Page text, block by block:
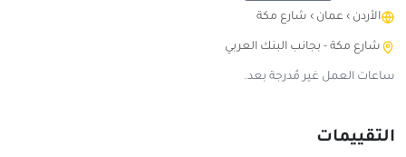
الأردن › عمان › شارع مكة
شارع مكة - بجانب البنك العربي
ساعات العمل غير مُدرجة بعد.
التقييمات